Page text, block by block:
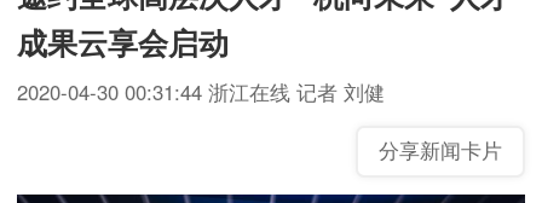
成果云享会启动
2020-04-30 00:31:44 浙江在线 记者 刘健
分享新闻卡片